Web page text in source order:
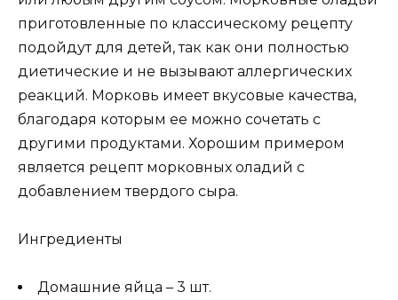
приготовленные по классическому рецепту
подойдут для детей, так как они полностью
диетические и не вызывают аллергических
реакций. Морковь имеет вкусовые качества,
благодаря которым ее можно сочетать с
другими продуктами. Хорошим примером
является рецепт морковных оладий с
добавлением твердого сыра.
Ингредиенты
Домашние яйца – 3 шт.